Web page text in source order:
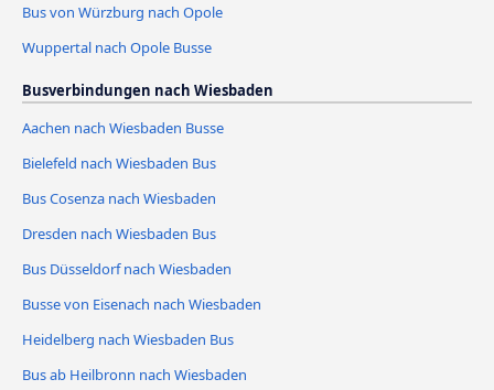
Bus von Würzburg nach Opole
Wuppertal nach Opole Busse
Busverbindungen nach Wiesbaden
Aachen nach Wiesbaden Busse
Bielefeld nach Wiesbaden Bus
Bus Cosenza nach Wiesbaden
Dresden nach Wiesbaden Bus
Bus Düsseldorf nach Wiesbaden
Busse von Eisenach nach Wiesbaden
Heidelberg nach Wiesbaden Bus
Bus ab Heilbronn nach Wiesbaden